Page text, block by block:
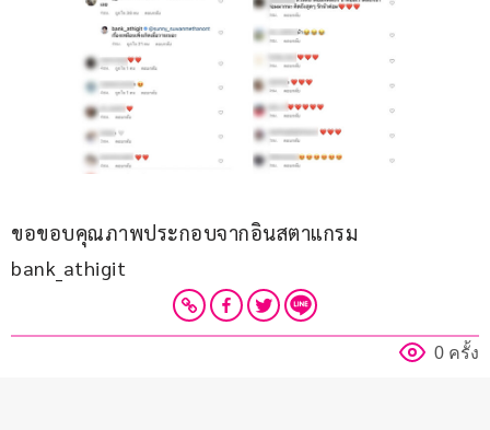
ขอขอบคุณภาพประกอบจากอินสตาแกรม
bank_athigit
0 ครั้ง